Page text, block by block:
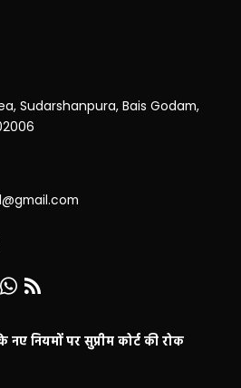
Sudarshanpura, Bais Godam,
नए नियमों पर सुप्रीम कोर्ट की रोक